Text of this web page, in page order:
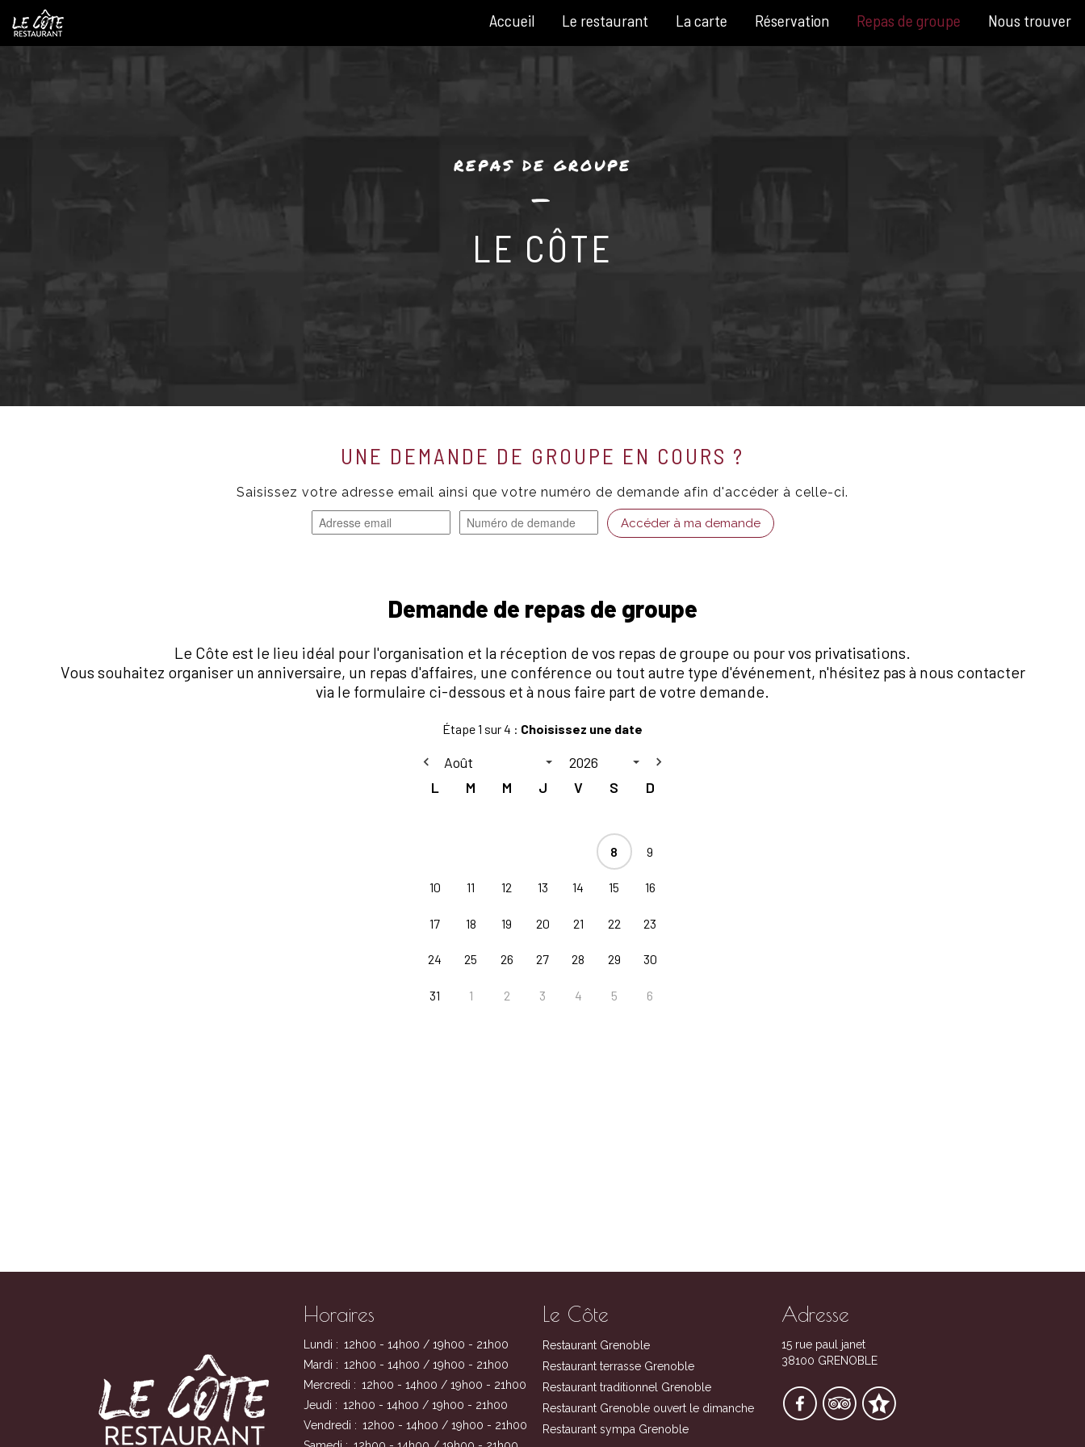
Accueil Le restaurant La carte Réservation Repas de groupe Nous trouver
REPAS DE GROUPE
—
LE CÔTE
UNE DEMANDE DE GROUPE EN COURS ?
Saisissez votre adresse email ainsi que votre numéro de demande afin d'accéder à celle-ci.
Accéder à ma demande
Horaires
Lundi : 12h00 - 14h00 / 19h00 - 21h00
Mardi : 12h00 - 14h00 / 19h00 - 21h00
Mercredi : 12h00 - 14h00 / 19h00 - 21h00
Jeudi : 12h00 - 14h00 / 19h00 - 21h00
Vendredi : 12h00 - 14h00 / 19h00 - 21h00
Le Côte
Restaurant Grenoble
Restaurant terrasse Grenoble
Restaurant traditionnel Grenoble
Restaurant Grenoble ouvert le dimanche
Restaurant sympa Grenoble
Adresse
15 rue paul janet
38100 GRENOBLE